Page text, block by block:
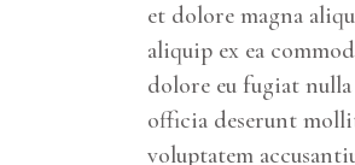
et dolore magna
aliquip ex ea
dolore eu fugiat
officia deserunt
voluptatem